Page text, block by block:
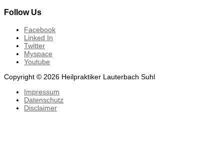
Follow Us
Facebook
Linked In
Twitter
Myspace
Youtube
Copyright © 2026 Heilpraktiker Lauterbach Suhl
Impressum
Datenschutz
Disclaimer